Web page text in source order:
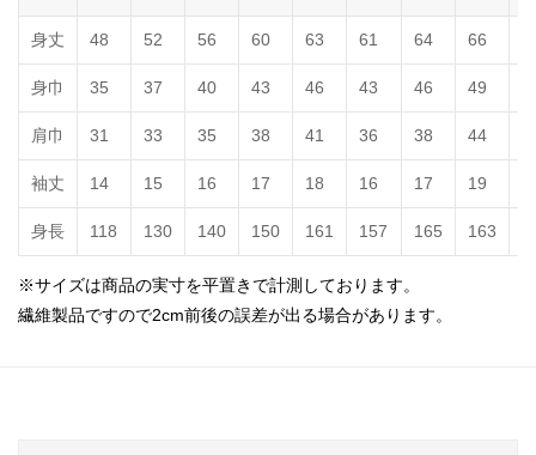
身丈 48 52 56 60 63 61 64 66
身巾 35 37 40 43 46 43 46 49
肩巾 31 33 35 38 41 36 38 44
袖丈 14 15 16 17 18 16 17 19
身長 118 130 140 150 161 157 165 163
※サイズは商品の実寸を平置きで計測しております。
繊維製品ですので2cm前後の誤差が出る場合があります。